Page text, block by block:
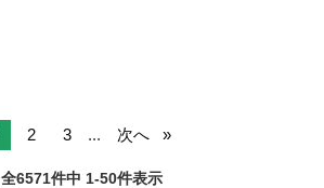
2 3 ... 次へ
全6571件中 1-50件表示